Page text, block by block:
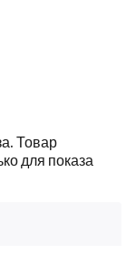
Товар
для показа